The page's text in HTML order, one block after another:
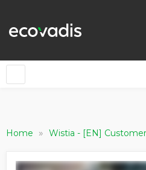
Home » Wistia - [EN] Customer